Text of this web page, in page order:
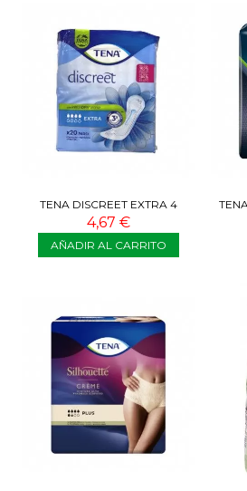
TENA DISCREET EXTRA 4
GOTAS 20 COMPRESAS
4,67 €
AÑADIR AL CARRITO